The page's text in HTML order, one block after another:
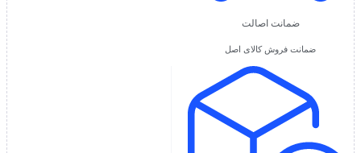
ضمانت اصالت
ضمانت فروش کالای اصل